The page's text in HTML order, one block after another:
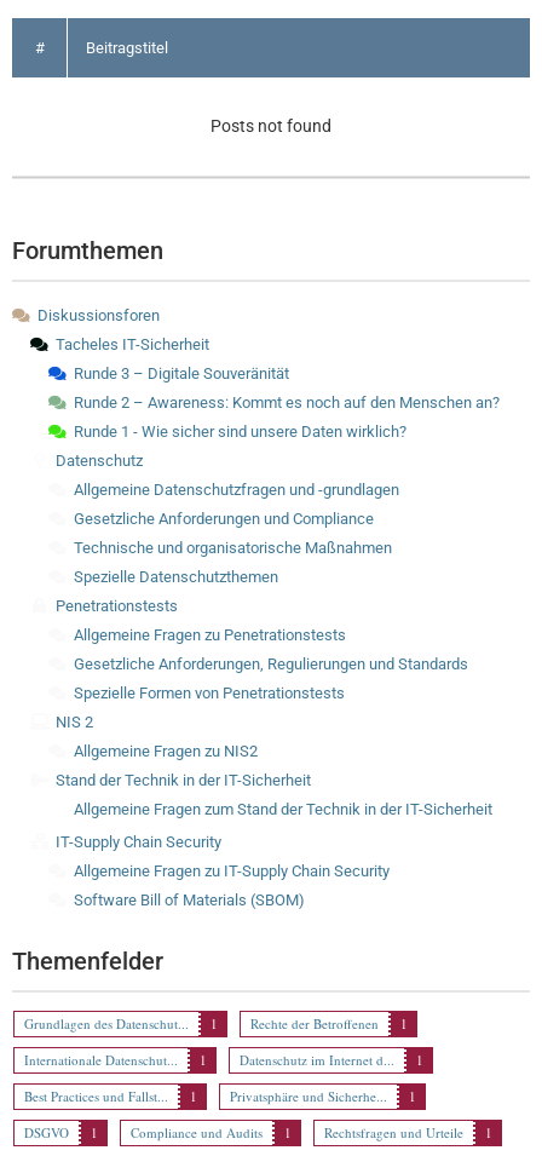
# Beitragstitel
Posts not found
Forumthemen
Diskussionsforen
Tacheles IT-Sicherheit
Runde 3 – Digitale Souveränität
Runde 2 – Awareness: Kommt es noch auf den Menschen an?
Runde 1 - Wie sicher sind unsere Daten wirklich?
Datenschutz
Allgemeine Datenschutzfragen und -grundlagen
Gesetzliche Anforderungen und Compliance
Technische und organisatorische Maßnahmen
Spezielle Datenschutzthemen
Penetrationstests
Allgemeine Fragen zu Penetrationstests
Gesetzliche Anforderungen, Regulierungen und Standards
Spezielle Formen von Penetrationstests
NIS 2
Allgemeine Fragen zu NIS2
Stand der Technik in der IT-Sicherheit
Allgemeine Fragen zum Stand der Technik in der IT-Sicherheit
IT-Supply Chain Security
Allgemeine Fragen zu IT-Supply Chain Security
Software Bill of Materials (SBOM)
Themenfelder
Grundlagen des Datenschut... 1 Rechte der Betroffenen
1
Internationale Datenschut...
1 Datenschutz im Internet d...
1
Best Practices und Fallst...
1 Privatsphäre und Sicherhe...
1
DSGVO
1 Compliance und Audits 1 Rechtsfragen und Urteile 1